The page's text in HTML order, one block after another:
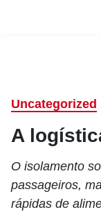
Uncategorized
A
O isolamento
passageiros,
rápidas de